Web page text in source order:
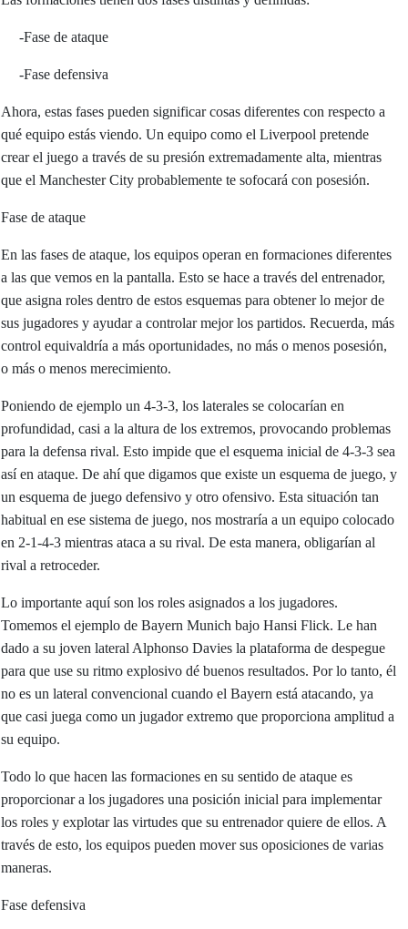
-Fase de ataque
-Fase defensiva
Ahora, estas fases pueden significar cosas diferentes con respecto a
qué equipo estás viendo. Un equipo como el Liverpool pretende
crear el juego a través de su presión extremadamente alta, mientras
que el Manchester City probablemente te sofocará con posesión.
Fase de ataque
En las fases de ataque, los equipos operan en formaciones diferentes
a las que vemos en la pantalla. Esto se hace a través del entrenador,
que asigna roles dentro de estos esquemas para obtener lo mejor de
sus jugadores y ayudar a controlar mejor los partidos. Recuerda, más
control equivaldría a más oportunidades, no más o menos posesión,
o más o menos merecimiento.
Poniendo de ejemplo un 4-3-3, los laterales se colocarían en
profundidad, casi a la altura de los extremos, provocando problemas
para la defensa rival. Esto impide que el esquema inicial de 4-3-3 sea
así en ataque. De ahí que digamos que existe un esquema de juego, y
un esquema de juego defensivo y otro ofensivo. Esta situación tan
habitual en ese sistema de juego, nos mostraría a un equipo colocado
en 2-1-4-3 mientras ataca a su rival. De esta manera, obligarían al
rival a retroceder.
Lo importante aquí son los roles asignados a los jugadores.
Tomemos el ejemplo de Bayern Munich bajo Hansi Flick. Le han
dado a su joven lateral Alphonso Davies la plataforma de despegue
para que use su ritmo explosivo dé buenos resultados. Por lo tanto, él
no es un lateral convencional cuando el Bayern está atacando, ya
que casi juega como un jugador extremo que proporciona amplitud a
su equipo.
Todo lo que hacen las formaciones en su sentido de ataque es
proporcionar a los jugadores una posición inicial para implementar
los roles y explotar las virtudes que su entrenador quiere de ellos. A
través de esto, los equipos pueden mover sus oposiciones de varias
maneras.
Fase defensiva